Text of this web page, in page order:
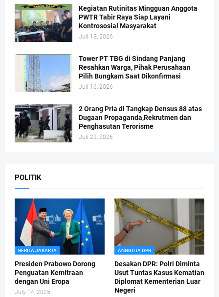
Kegiatan Rutinitas Mingguan Anggota
PWTR Tabir Raya Siap Layani
Kontrososial Masyarakat
Juli 13, 2026
Tower PT TBG di Sindang Panjang
Resahkan Warga, Pihak Perusahaan
Pilih Bungkam Saat Dikonfirmasi
Juli 16, 2026
2 Orang Pria di Tangkap Densus 88 atas
Dugaan Propaganda,Rekrutmen dan
Penghasutan Terorisme
Juli 22, 2026
POLITIK
BERITA JAKARTA
Presiden Prabowo Dorong
Penguatan Kemitraan
dengan Uni Eropa
July 14, 2025
ANGGOTA DPR
Desakan DPR: Polri Diminta
Usut Tuntas Kasus Kematian
Diplomat Kementerian Luar
Negeri